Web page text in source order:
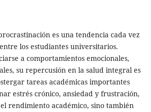
es una tendencia cada vez
los estudiantes universitarios.
a comportamientos emocionales,
su repercusión en la salud integral es
tareas académicas importantes
estrés crónico, ansiedad y frustración,
rendimiento académico, sino también